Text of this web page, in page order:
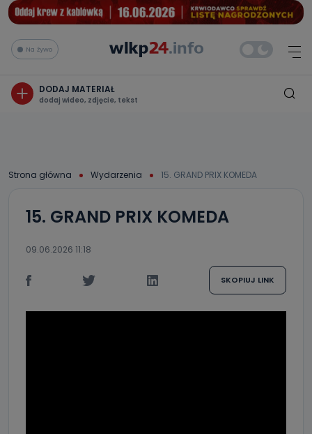
Na żywo
DODAJ MATERIAŁ
dodaj wideo, zdjęcie, tekst
Strona główna Wydarzenia 15. GRAND PRIX KOMEDA
15. GRAND PRIX KOMEDA
09.06.2026 11:18
SKOPIUJ LINK